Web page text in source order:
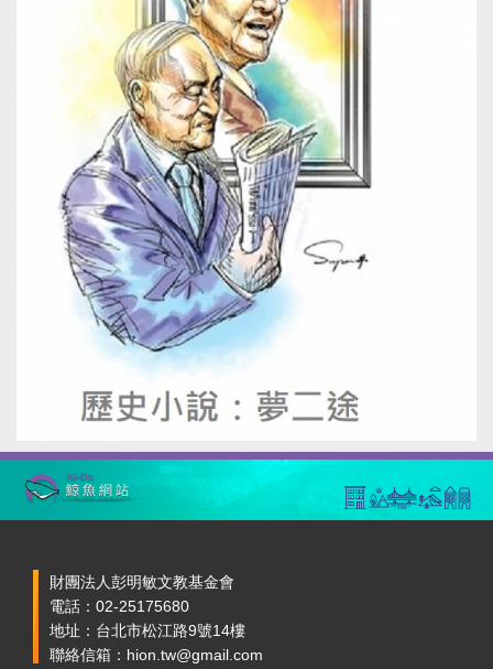
財團法人彭明敏文教基金會
電話：02-25175680
地址：台北市松江路9號14樓
聯絡信箱：hion.tw@gmail.com